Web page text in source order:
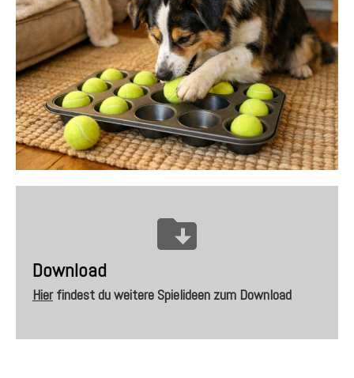
Download
Hierfindest du weitere Spielideen zum Download